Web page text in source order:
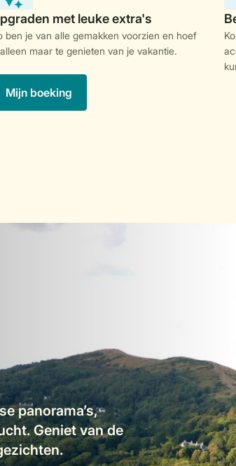
ben je van alle gemakken voorzien en hoef
maar te genieten van je vakantie.
Mijn boeking
panorama’s,
Geniet van de